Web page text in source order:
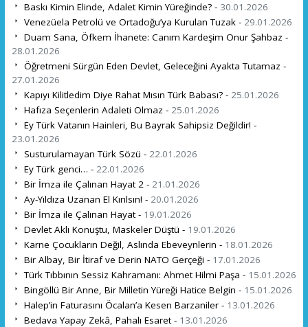
Baskı Kimin Elinde, Adalet Kimin Yüreğinde? - 30.01.2026
Venezüela Petrolü ve Ortadoğu’ya Kurulan Tuzak - 29.01.2026
Duam Sana, Öfkem İhanete: Canım Kardeşim Onur Şahbaz -
28.01.2026
Öğretmeni Sürgün Eden Devlet, Geleceğini Ayakta Tutamaz -
27.01.2026
Kapıyı Kilitledim Diye Rahat Mısın Türk Babası? - 25.01.2026
Hafıza Seçenlerin Adaleti Olmaz - 25.01.2026
Ey Türk Vatanın Hainleri, Bu Bayrak Sahipsiz Değildir! -
23.01.2026
Susturulamayan Türk Sözü - 22.01.2026
Ey Türk genci… - 22.01.2026
Bir İmza ile Çalınan Hayat 2 - 21.01.2026
Ay-Yıldıza Uzanan El Kırılsın! - 20.01.2026
Bir İmza ile Çalınan Hayat - 19.01.2026
Devlet Aklı Konuştu, Maskeler Düştü - 19.01.2026
Karne Çocukların Değil, Aslında Ebeveynlerin - 18.01.2026
Bir Albay, Bir İtiraf ve Derin NATO Gerçeği - 17.01.2026
Türk Tıbbının Sessiz Kahramanı: Ahmet Hilmi Paşa - 15.01.2026
Bingöllü Bir Anne, Bir Milletin Yüreği Hatice Belgin - 15.01.2026
Halep’in Faturasını Öcalan’a Kesen Barzaniler - 13.01.2026
Bedava Yapay Zekâ, Pahalı Esaret - 13.01.2026